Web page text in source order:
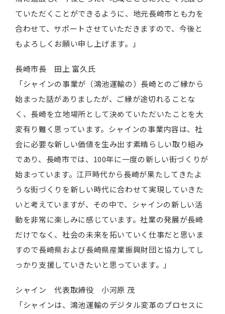
ていただくことができるように、地元長崎市とも力を
合わせて、サポートさせていただきますので、今後と
もよろしくお願い申し上げます。」
長崎市長 田上 富久氏
「シャインの事業が（鴻池運輸の）長崎とのご縁から
始まった話がありましたが、ご縁が途切れることな
く、長崎を立地場所として決めていただいたことを大
変有り難く思っています。シャインの事業内容は、社
会に必要な新しい価値を生み出す素晴らしい取り組み
であり、長崎市では、100年に一度の新しい街づくりが
始まっています。江戸時代から長崎が果たしてきたよ
うな街づくりを新しい時代に合わせて実現していきた
いと考えていますが、その中で、シャインの新しい活
動を非常に楽しみに感じています。社業の発展が長崎
だけでなく、社会の未来を拓いていく仕事だと思いま
すので長崎県および長崎県産業振興財団と協力してし
っかり支援していきたいと思っています。」
シャイン 代表取締役 小河原 茂
「シャインは、鴻池運輸のデジタル変革のプロセスに